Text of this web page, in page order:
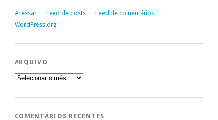
Acessar Feed de posts
Feed de comentários
WordPress.org
ARQUIVO
Arquivo
COMENTÁRIOS RECENTES